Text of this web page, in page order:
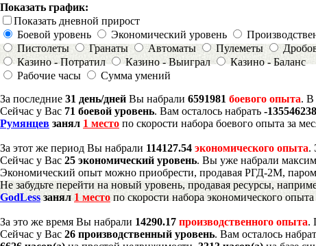
Показать график:
Показать дневной прирост
Боевой уровень
Экономический уровень
Пистолеты
Гранаты Автоматы Пулеметы
Казино - Потратил
Казино - Выиграл
Казино - Баланс
Рабочие часы
Сумма умений
За последние 31 день/дней Вы набрали 6591981 боевого опыта. В
Сейчас у Вас 71 боевой уровень. Вам осталось набрать -
Румянцев занял 1 место по скорости набора боевого опыта за
За этот же период Вы набрали 114127.54 экономического опыта.
Сейчас у Вас 25 экономический уровень. Вы уже набрали
Экономический опыт можно приобрести, продавая РГД-2М,
Не забудьте перейти на новый уровень, продавая ресурсы,
GodLess занял 1 место по скорости набора экономического опыта
За это же время Вы набрали 14290.17 производственного опыта.
Сейчас у Вас 26 производственный уровень. Вам осталось